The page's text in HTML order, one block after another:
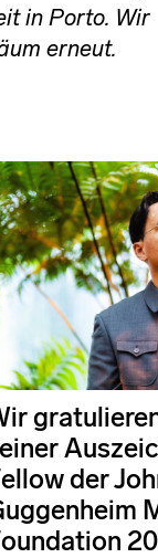
in Porto. Wir
erneut.
der